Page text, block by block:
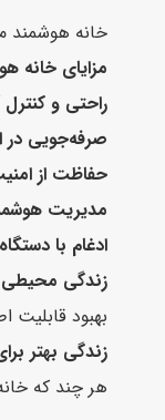
خانه هوشمند
مزایای خانه
راحتی و
صرفه‌جویی در
حفاظت از
مدیریت
ادغام با
زندگی محیطی
بهبود
زندگی بهتر
هر چند که